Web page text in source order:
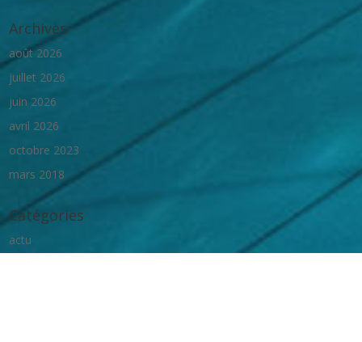
Archives
août 2026
juillet 2026
juin 2026
avril 2026
octobre 2023
mars 2018
Catégories
actu